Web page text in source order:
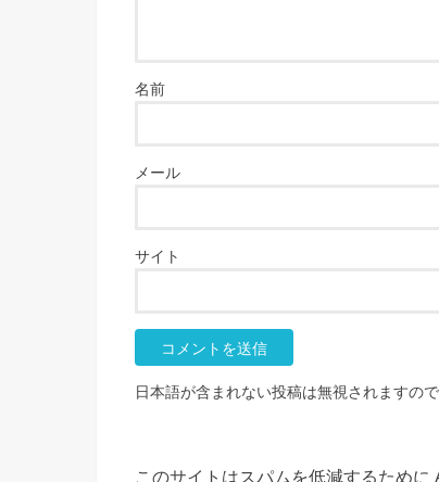
名前
メール
サイト
日本語が含まれない投稿は無視されますの
このサイトはスパムを低減するために